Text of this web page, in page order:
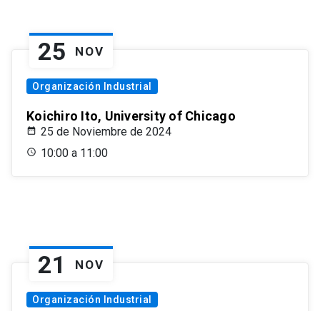
25 NOV
Organización Industrial
Koichiro Ito, University of Chicago
25 de Noviembre de 2024
10:00 a 11:00
21 NOV
Organización Industrial